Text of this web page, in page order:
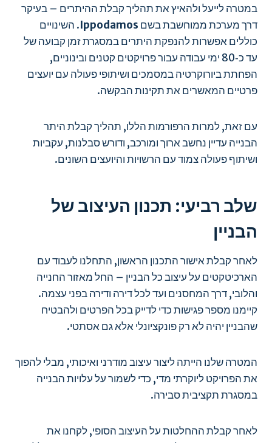
במטרה לייעל ולהאיץ את תהליך קבלת ההיתרים – בעיקר
דרך מערכת ממוחשבת בשם Ippodamos. השינויים
כוללים אפשרות להנפקת היתרים במסגרת זמן קבועה של
עד כ‑80 ימי עבודה עבור פרויקטים קטנים ובינוניים,
הפחתת ביורוקרטיה במסמכים ושיתופי פעולה עם יועצים
פרטיים המאשרים את תקינות הבקשה.
עם זאת, למרות הרפורמות הללו, תהליך קבלת היתר
הבנייה עדיין נחשב ארוך ומורכב, ודורש סבלנות, עקביות
ושיתוף פעולה צמוד עם הרשויות והיועצים השונים.
שלב רביעי: תכנון העיצוב של
הבניין
לאחר קבלת אישור התכנון הראשון, התחלנו לעבוד עם
הארכיטקטים על עיצוב כל הבניין – החל מאזור החנייה
והלובי, דרך המחסנים ועד לכל דירה ודירה בפני עצמה.
קיימנו מספר פגישות כדי לדייק בכל הפרטים ולהבטיח
שהבניין יהיה לא רק פונקציונלי אלא גם אסתטי.
המטרה שלנו הייתה ליצור עיצוב מודרני ואיכותי, מבלי להפוך
את הפרויקט ליוקרתי מדי, כדי לשמור על עלויות הבנייה
במסגרת תקציבית סבירה.
לאחר קבלת ההחלטות על העיצוב הסופי, לקחנו את